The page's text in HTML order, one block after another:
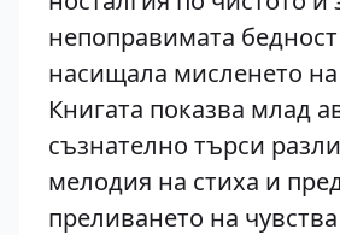
непоправимата бедност
насищала мисленето
Книгата показва млад
съзнателно търси
мелодия на стиха и
преливането на